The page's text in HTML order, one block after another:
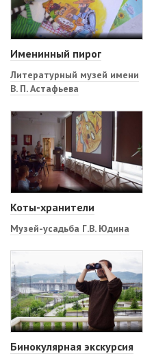
Именинный пирог
Литературный музей имени
В. П. Астафьева
Коты-хранители
Музей-усадьба Г.В. Юдина
Бинокулярная экскурсия